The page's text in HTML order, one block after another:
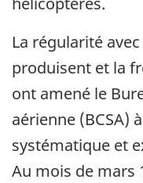
La régularité
produisent et la
ont amené le
aérienne (BCSA)
systématique et
Au mois de mars